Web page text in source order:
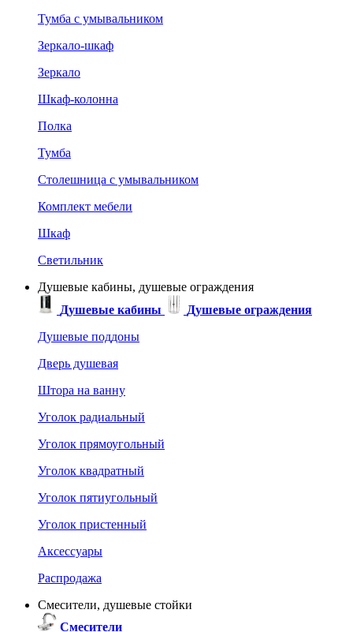
Тумба с умывальником
Зеркало-шкаф
Зеркало
Шкаф-колонна
Полка
Тумба
Столешница с умывальником
Комплект мебели
Шкаф
Светильник
Душевые кабины, душевые ограждения
Душевые кабины
Душевые ограждения
Душевые поддоны
Дверь душевая
Штора на ванну
Уголок радиальный
Уголок прямоугольный
Уголок квадратный
Уголок пятиугольный
Уголок пристенный
Аксессуары
Распродажа
Смесители, душевые стойки
Смесители